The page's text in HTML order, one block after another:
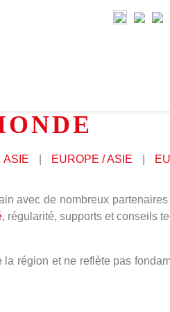
ASIE EUROPE / ASIE
avec de nombreux
, régularité, supports et conseils
région et ne reflète pas